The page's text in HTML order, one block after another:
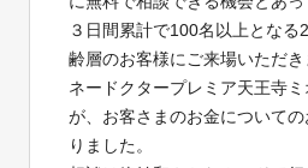
３日間累計で100名以上となる
齢層のお客様にご来場いただ
ネードクタープレミア天王寺
が、お客さまのお金について
りました。